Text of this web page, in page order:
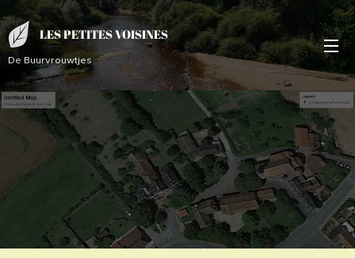
LES PETITES VOISINES
De Buurvrouwtjes